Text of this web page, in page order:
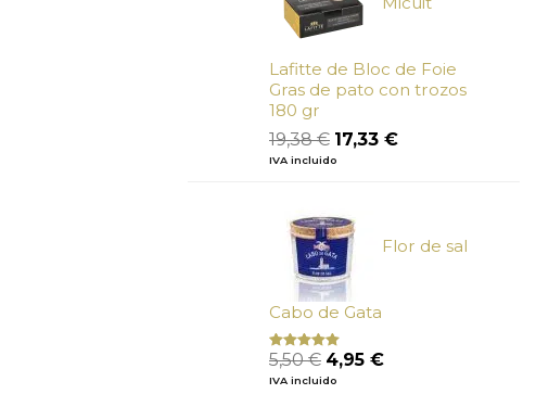
Lafitte de Bloc de Foie
Gras de pato con trozos
180 gr
19,38€ El
precio
19,38 €.
17,33 €El
IVA incluido
Flor de sal
Cabo de Gata
Valorado
con
de
5
5,50€ El
precio
4,95 €El
IVA incluido